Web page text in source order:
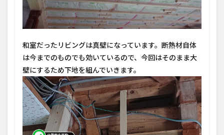
和室だったリビングは真壁になっています。断熱材自体
は今までのものでも効いているので、今回はそのまま大
壁にするため下地を組んでいきます。